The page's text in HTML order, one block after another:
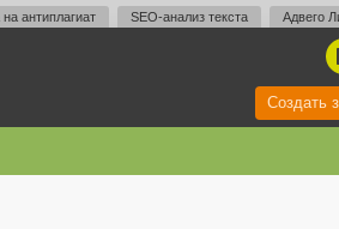
антиплагиат SEO-анализ текста Адвего
Создать